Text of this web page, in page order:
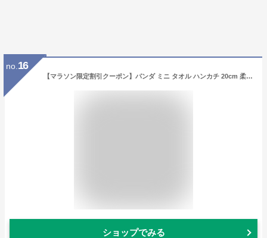
no. 16
【マラソン限定割引クーポン】パンダ ミニ タオル ハンカチ 20cm 柔らかい肌触り 抜群吸水性 マイクロファイバー パイル地 ハンドタオル レディース かわいい リアル 動物 モチーフ ブランド リュシーダンセット 猫熊 パンダ柄 グッズ 雑貨 大人可愛い 白 Lucie Dancette
ショップでみる